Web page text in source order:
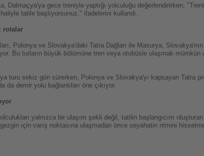
Dalmaçya'ya gece treniyle yaptığı yolculuğu değerlendirirken,
tatile başlıyorsunuz." ifadelerini kullandı.
rotalar
Polonya ve Slovakya'daki Tatra Dağları ile Masurya,
Bu turların büyük bölümüne tren veya otobüsle ulaşmak mümkün
turu sekiz gün sürerken, Polonya ve Slovakya'yı kapsayan Tatra
da demir yolu bağlantıları öne çıkıyor.
yalnızca bir ulaşım şekli değil, tatilin başlangıcını
için varış noktasına ulaşmadan önce seyahatin ritmini